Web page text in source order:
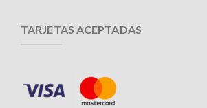
TARJETAS ACEPTADAS